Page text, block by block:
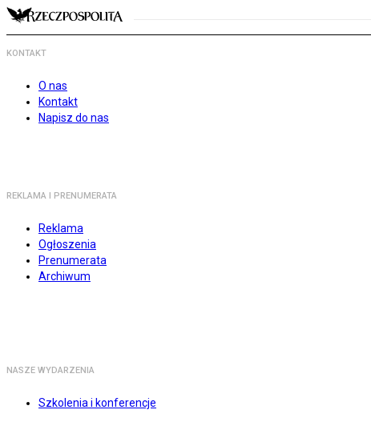
KONTAKT
O nas
Kontakt
Napisz do nas
REKLAMA I PRENUMERATA
Reklama
Ogłoszenia
Prenumerata
Archiwum
NASZE WYDARZENIA
Szkolenia i konferencje